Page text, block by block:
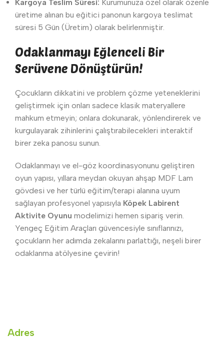
Kargoya Teslim Süresi: Kurumunuza özel olarak özenle
üretime alınan bu eğitici panonun kargoya teslimat
süresi 5 Gün (Üretim) olarak belirlenmiştir.
Odaklanmayı Eğlenceli Bir
Serüvene Dönüştürün!
Çocukların dikkatini ve problem çözme yeteneklerini
geliştirmek için onları sadece klasik materyallere
mahkum etmeyin; onlara dokunarak, yönlendirerek ve
kurgulayarak zihinlerini çalıştırabilecekleri interaktif
birer zeka panosu sunun.
Odaklanmayı ve el-göz koordinasyonunu geliştiren
oyun yapısı, yıllara meydan okuyan ahşap MDF Lam
gövdesi ve her türlü eğitim/terapi alanına uyum
sağlayan profesyonel yapısıyla Köpek Labirent
Aktivite Oyunu modelimizi hemen sipariş verin.
Yengeç Eğitim Araçları güvencesiyle sınıflarınızı,
çocukların her adımda zekalarını parlattığı, neşeli birer
odaklanma atölyesine çevirin!
Adres